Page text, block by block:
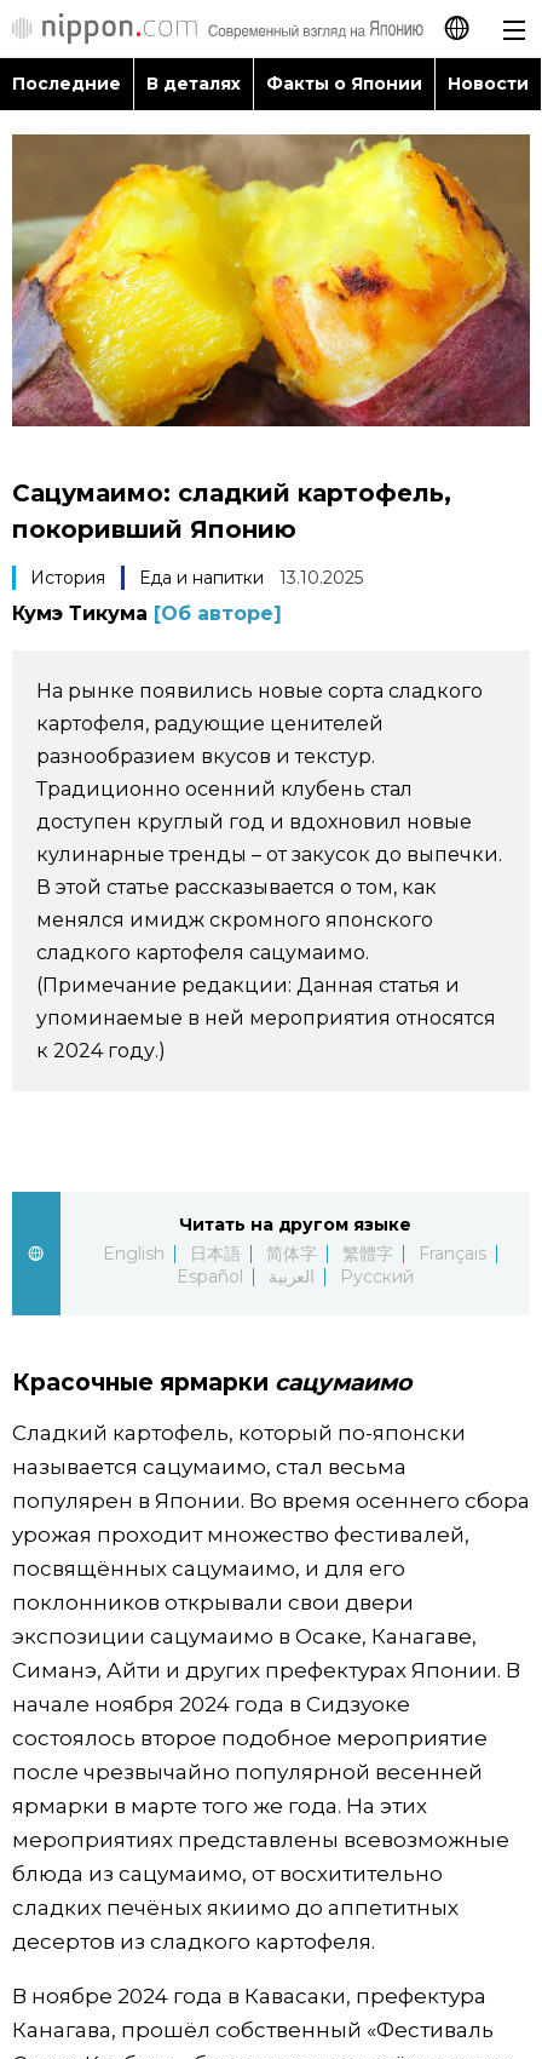
日本語
English
简体字
繁體字
Français
Español
Последние
В деталях
Факты о Японии
Путеводитель по Японии
Фото/Видео
Люди
Блог
Политика
Экономика
Общество
Культура
Технологии
Токио
Популярные статьи
Японский язык
Японский калейдоскоп
Семья
Еда и напитки
official SNS
Последние В деталях Факты о Японии Новости
Сацумаимо: сладкий картофель,
покоривший Японию
История Еда и напитки 13.10.2025
Кумэ Тикума [Об авторе]
На рынке появились новые сорта сладкого
картофеля, радующие ценителей
разнообразием вкусов и текстур.
Традиционно осенний клубень стал
доступен круглый год и вдохновил новые
кулинарные тренды – от закусок до выпечки.
В этой статье рассказывается о том, как
менялся имидж скромного японского
сладкого картофеля сaцумаимо.
(Примечание редакции: Данная статья и
упоминаемые в ней мероприятия относятся
к 2024 году.)
Читать на другом языке
English
日本語 简体字 繁體字
Français
Español
العربية Русский
Красочные ярмарки сацумаимо
Сладкий картофель, который по-японски
называется сацумаимо, стал весьма
популярен в Японии. Во время осеннего сбора
урожая проходит множество фестивалей,
посвящённых сацумаимо, и для его
поклонников открывали свои двери
экспозиции сацумаимо в Осаке, Канагаве,
Симанэ, Айти и других префектурах Японии. В
начале ноября 2024 года в Сидзуоке
состоялось второе подобное мероприятие
после чрезвычайно популярной весенней
ярмарки в марте того же года. На этих
мероприятиях представлены всевозможные
блюда из сацумаимо, от восхитительно
сладких печёных якиимо до аппетитных
десертов из сладкого картофеля.
В ноябре 2024 года в Кавасаки, префектура
Канагава, прошёл собственный «Фестиваль